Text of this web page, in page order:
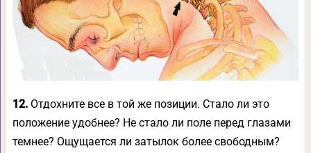
12. Отдохните все в той же позиции. Стало ли это
положение удобнее? Не стало ли поле перед глазами
темнее? Ощущается ли затылок более свободным?